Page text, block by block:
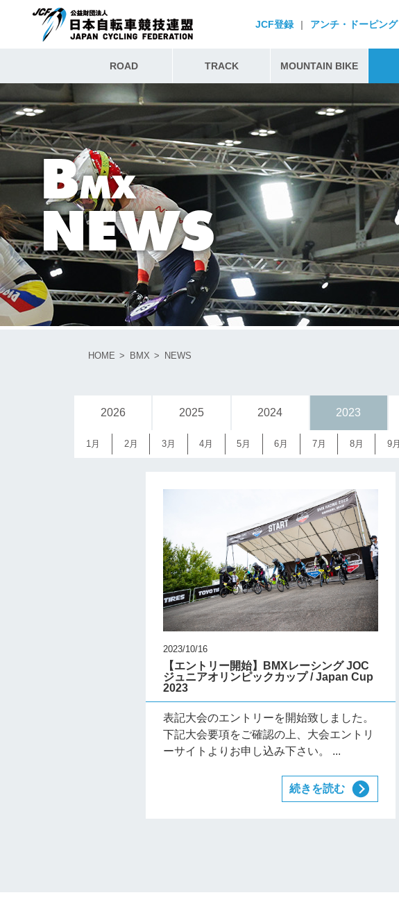
JCF登録 | アンチ・ドーピング
ROAD TRACK MOUNTAIN BIKE
HOME BMX NEWS
2026 2025 2024 2023
1月 2月 3月 4月 5月 6月 7月 8月 9月
2023/10/16
【エントリー開始】BMXレーシング JOC
ジュニアオリンピックカップ / Japan Cup
2023
表記大会のエントリーを開始致しました。
下記大会要項をご確認の上、大会エントリ
ーサイトよりお申し込み下さい。 ...
続きを読む